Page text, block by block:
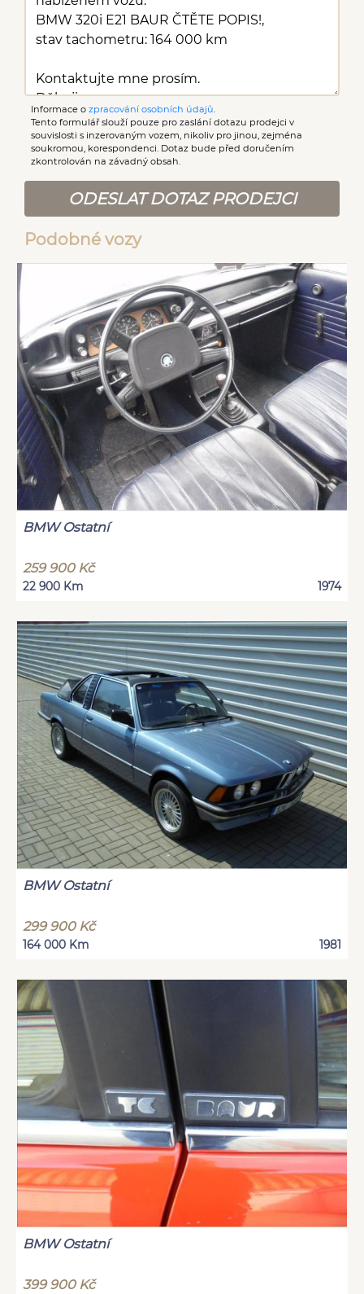
Informace o zpracování osobních údajů
Tento formulář slouží pouze pro zaslání dotazu prodejci v
souvislosti s inzerovaným vozem, nikoliv pro jinou, zejména
soukromou, korespondenci. Dotaz bude před doručením
zkontrolován na závadný obsah.
ODESLAT DOTAZ PRODEJCI
Podobné vozy
BMW Ostatní
259 900 Kč
22 900 Km 1974
BMW Ostatní
299 900 Kč
164 000 Km 1981
BMW Ostatní
399 900 Kč